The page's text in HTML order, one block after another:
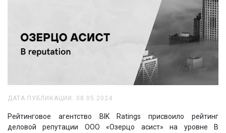
ДАТА ПУБЛИКАЦИИ: 08.05.2024
Рейтинговое агентство BIK Ratings присвоило рейтинг
деловой репутации ООО «Озерцо асист» на уровне B